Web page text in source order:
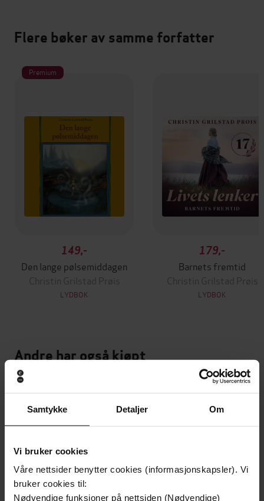
Samtykke Detaljer Om
Vi bruker cookies
Våre nettsider benytter cookies (informasjonskapsler). Vi
bruker cookies til:
Nødvendige funksjoner på nettsiden (Nødvendige)
Flere bøker av samme forfatter
Premium
149,-
Den lange pølsemiddagen
Christin Grilstad Prøis
LYDBOK
179,-
Barnets fremtid
Christin Grilstad Prøis
LYDBOK
Andre har også kjøpt